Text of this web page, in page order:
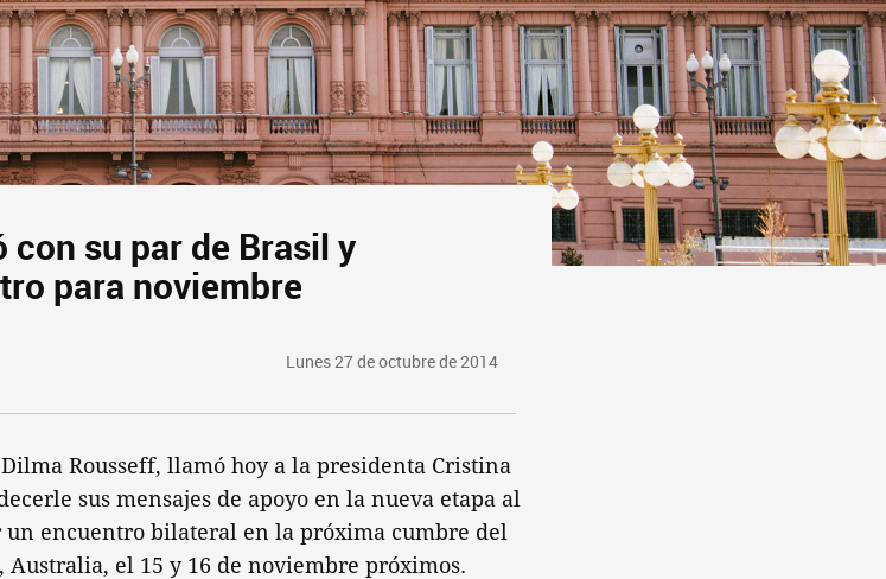
su par de Brasil y
para noviembre
Lunes 27 de octubre de 2014
Rousseff, llamó hoy a la presidenta Cristina
sus mensajes de apoyo en la nueva etapa al
encuentro bilateral en la próxima cumbre del
Australia, el 15 y 16 de noviembre próximos.